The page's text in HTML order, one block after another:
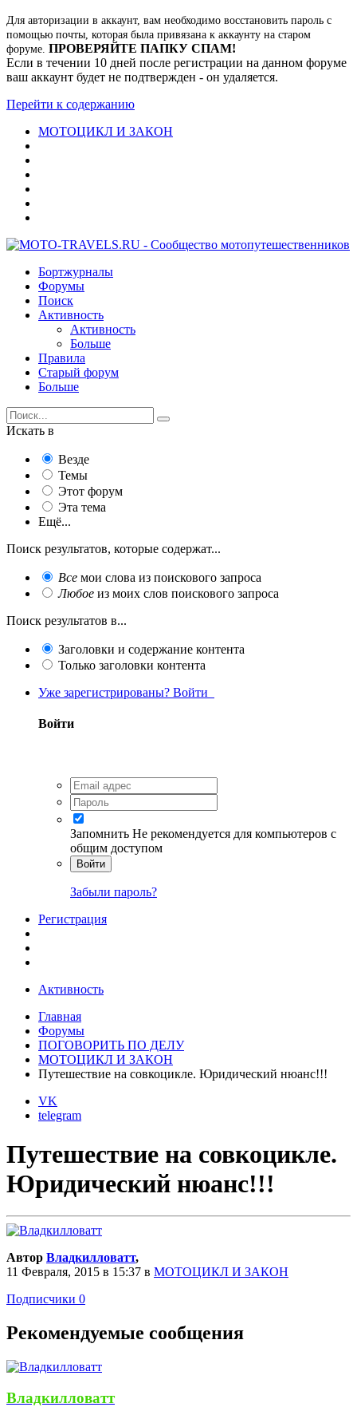
Для авторизации в аккаунт, вам необходимо восстановить пароль с
помощью почты, которая была привязана к аккаунту на старом
форуме. ПРОВЕРЯЙТЕ ПАПКУ СПАМ!
Если в течении 10 дней после регистрации на данном форуме
ваш аккаунт будет не подтвержден - он удаляется.
Перейти к содержанию
МОТОЦИКЛ И ЗАКОН
Бортжурналы
Форумы
Поиск
Активность
Активность
Больше
Правила
Старый форум
Больше
Искать в
Везде
Темы
Этот форум
Эта тема
Ещё...
Поиск результатов, которые содержат...
Все мои слова из поискового запроса
Любое из моих слов поискового запроса
Поиск результатов в...
Заголовки и содержание контента
Только заголовки контента
Уже зарегистрированы? Войти
Войти
Запомнить Не рекомендуется для компьютеров с
общим доступом
Войти
Забыли пароль?
Регистрация
Активность
Главная
Форумы
ПОГОВОРИТЬ ПО ДЕЛУ
МОТОЦИКЛ И ЗАКОН
Путешествие на совкоцикле. Юридический нюанс!!!
VK
telegram
Путешествие на совкоцикле.
Юридический нюанс!!!
Автор Владкилловатт,
11 Февраля, 2015 в 15:37 в МОТОЦИКЛ И ЗАКОН
Подписчики 0
Рекомендуемые сообщения
Владкилловатт